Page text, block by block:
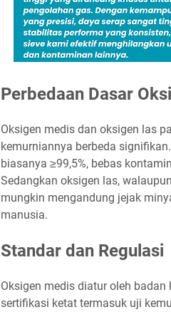
Perbedaan Dasar
Oksigen medis dan oksigen las
kemurniannya berbeda
biasanya ≥99,5%, bebas
Sedangkan oksigen las,
mungkin mengandung jejak
manusia.
Standar dan Regulasi
Oksigen medis diatur oleh badan
sertifikasi ketat termasuk uji